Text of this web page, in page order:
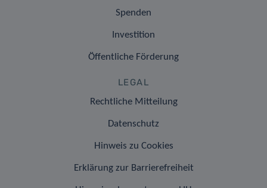
Spenden
Investition
Öffentliche Förderung
LEGAL
Rechtliche Mitteilung
Datenschutz
Hinweis zu Cookies
Erklärung zur Barrierefreiheit